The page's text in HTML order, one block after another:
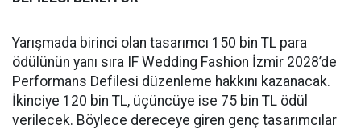
Yarışmada birinci olan tasarımcı 150 bin TL para
ödülünün yanı sıra IF Wedding Fashion İzmir 2028’de
Performans Defilesi düzenleme hakkını kazanacak.
İkinciye 120 bin TL, üçüncüye ise 75 bin TL ödül
verilecek. Böylece dereceye giren genç tasarımcılar